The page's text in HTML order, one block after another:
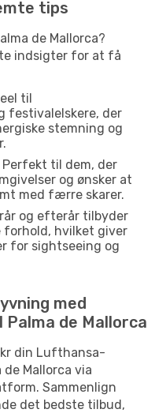
tips
de Mallorca?
indsigter for at få
til
festivalelskere, der
stemning og
Perfekt til dem, der
og ønsker at
med færre skarer.
og efterår tilbyder
forhold, hvilket giver
for sightseeing og
med
de Mallorca
din Lufthansa-
Mallorca via
Sammenlign
det bedste tilbud,